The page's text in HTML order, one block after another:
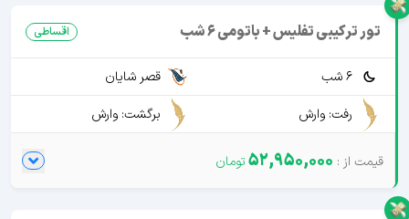
تور ترکیبی تفلیس + باتومی 6 شب اقساطی
6 شب
قصر شایان
رفت: وارش
برگشت: وارش
52,950,000